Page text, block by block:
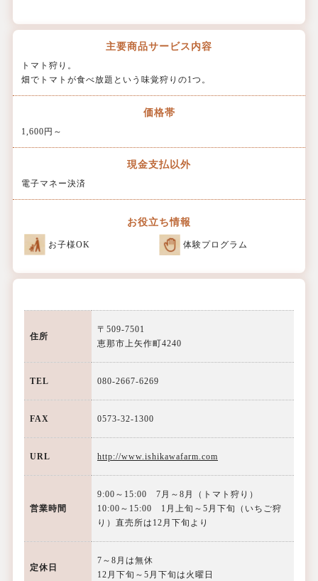
主要商品サービス内容
トマト狩り。
畑でトマトが食べ放題という味覚狩りの1つ。
価格帯
1,600円～
現金支払以外
電子マネー決済
お役立ち情報
お子様OK 体験プログラム
住所
〒509-7501
恵那市上矢作町4240
TEL 080-2667-6269
FAX 0573-32-1300
URL http://www.ishikawafarm.com
営業時間
9:00～15:00 7月～8月（トマト狩り）
10:00～15:00 1月上旬～5月下旬（いちご狩
り）直売所は12月下旬より
定休日
7～8月は無休
12月下旬～5月下旬は火曜日